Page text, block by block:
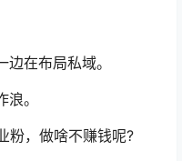
在布局私域。
。
粉，做啥不赚钱呢?